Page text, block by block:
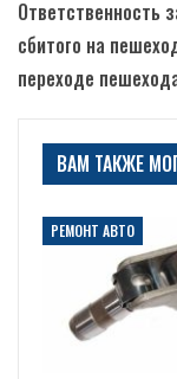
Ответственность
сбитого на
переходе
ВАМ ТАКЖЕ
РЕМОНТ АВТО